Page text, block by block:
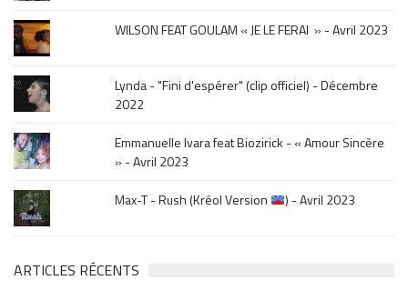
WILSON FEAT GOULAM « JE LE FERAI » - Avril 2023
Lynda - "Fini d'espérer" (clip officiel) - Décembre
2022
Emmanuelle Ivara feat Biozirick - « Amour Sincère
» - Avril 2023
Max-T - Rush (Kréol Version
) - Avril 2023
ARTICLES RÉCENTS